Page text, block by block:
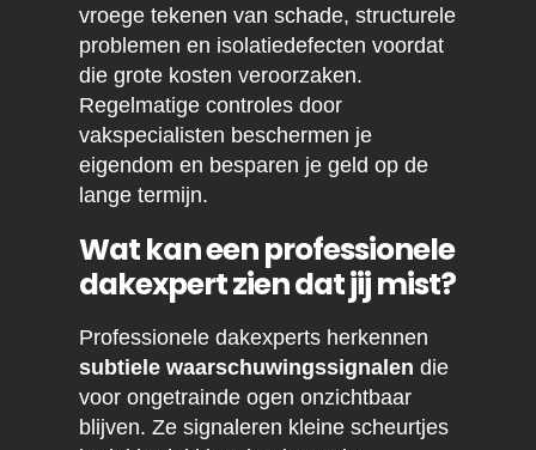
vroege tekenen van schade, structurele
problemen en isolatiedefecten voordat
die grote kosten veroorzaken.
Regelmatige controles door
vakspecialisten beschermen je
eigendom en besparen je geld op de
lange termijn.
Wat kan een professionele
dakexpert zien dat jij mist?
Professionele dakexperts herkennen
subtiele waarschuwingssignalen die
voor ongetrainde ogen onzichtbaar
blijven. Ze signaleren kleine scheurtjes